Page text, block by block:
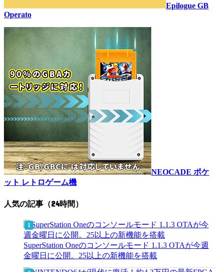
Epilogue GB
Operato
NEOCADE ポケ
ット レトロゲーム機
人気の記事（24時間）
SuperStation Oneのコンソールモード 1.1.3 OTAが今週
金曜日に公開。25以上の新機能を搭載